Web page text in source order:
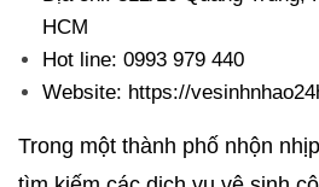
HCM
Hot line: 0993 979 440
Website: https://
Trong một thành phố nhộn